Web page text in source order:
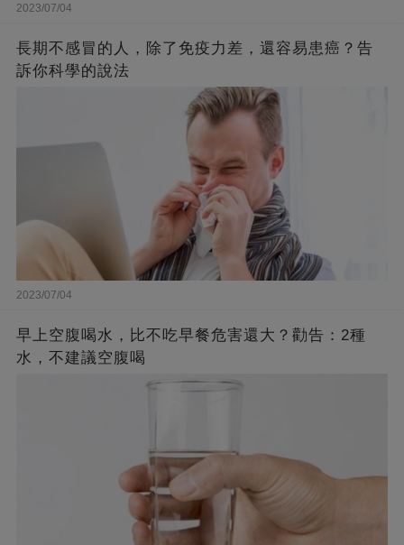
2023/07/04
長期不感冒的人，除了免疫力差，還容易患癌？告
訴你科學的說法
2023/07/04
早上空腹喝水，比不吃早餐危害還大？勸告：2種
水，不建議空腹喝